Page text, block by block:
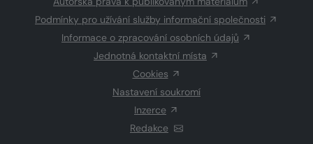
Podmínky pro užívání služby informační společnosti
Informace o zpracování osobních údajů
Jednotná kontaktní místa
Cookies
Nastavení soukromí
Inzerce
Redakce